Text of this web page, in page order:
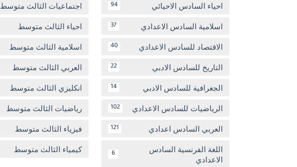
احياء السادس الاحيائي 94
اسلامية السادس الاعدادي 37
الاقتصاد للسادس الاعدادي 40
التاريخ للسادس الادبي 22
الجغرافية للسادس الادبي 14
الرياضيات للسادس الاعدادي 102
العربي السادس اعدادي 121
اللغة الفرنسية السادس
الاعدادي
6
اجتماعيات الثالث متوسط
احياء الثالث متوسط
اسلامية الثالث متوسط
العربي الثالث متوسط
انكليزي الثالث متوسط
رياضيات الثالث متوسط
فيزياء الثالث متوسط
كيمياء الثالث متوسط